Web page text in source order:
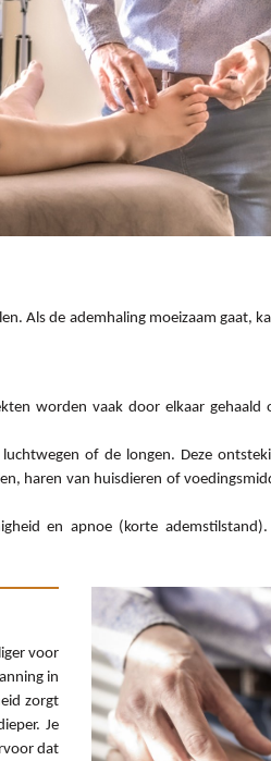
Als de ademhaling moeizaam gaat,
worden vaak door elkaar gehaald
of de longen. Deze
haren van huisdieren of
en apnoe (korte
voor
in
zorgt
Je
dat